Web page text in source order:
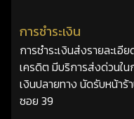
การชำระเงิน
การชำระเงินส่งรายละเอี
เครดิต มีบริการส่งด่วนใ
เงินปลายทาง นัดรับหน้า
ซอย 39